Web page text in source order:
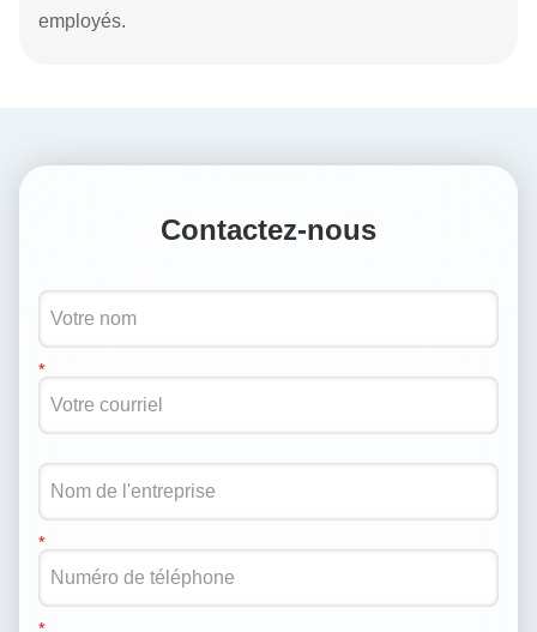
9- s'engager dans le travail de gestion global et faire
1. Responsable de la comptabilité financière
affaires de la société.
2. allouer raisonnablement des fonds en fonction des
fonctionnement normal des fonds de la société.
3. Recueillir et analyser des informations sur les
financière, les revenus d'exploitation et les dépenses,
et fournir des recommandations.
surveillance financière et publier des états financiers
quotidiens au conseil d'administration.